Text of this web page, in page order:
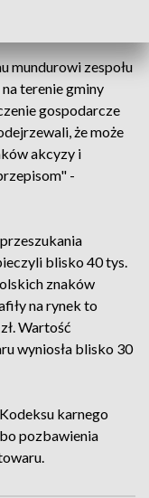
mundurowi zespołu
terenie gminy
gospodarcze
że może
akcyzy i
-
blisko 40 tys.
znaków
na rynek to
Wartość
wyniosła blisko 30
karnego
pozbawienia